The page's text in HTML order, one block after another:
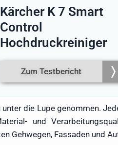
Kärcher K 7 Smart
Control
Hochdruckreiniger
Zum Testbericht
die Lupe genommen.
und
Gehwegen, Fassaden und